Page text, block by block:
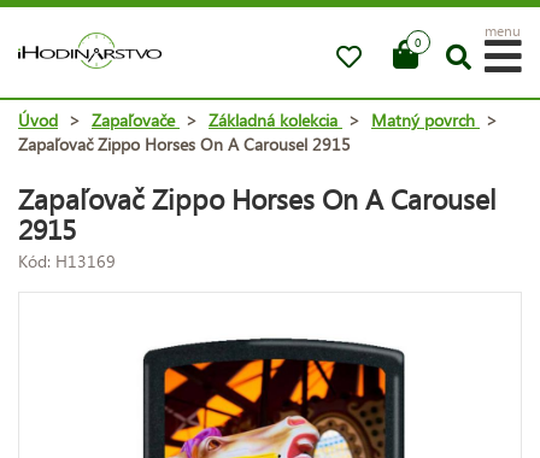
0
menu
Úvod > Zapaľovače > Základná kolekcia > Matný povrch >
Zapaľovač Zippo Horses On A Carousel 2915
Zapaľovač Zippo Horses On A Carousel
2915
Kód: H13169